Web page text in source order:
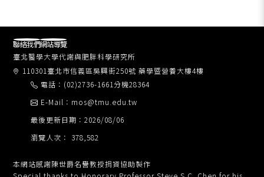
臺北醫學大學代謝與肥胖科學研究所
110301臺北市信義區吳興街250號 藥學暨營養大樓4樓
電話：(02)2736-1661分機28364
瀏覽人次： 378,582
E-Mail：mos@tmu.edu.tw
最後更新日期：2026/08/06
聯絡我們網站導覽
本網站感謝陳世爵名譽教授捐資協助製作